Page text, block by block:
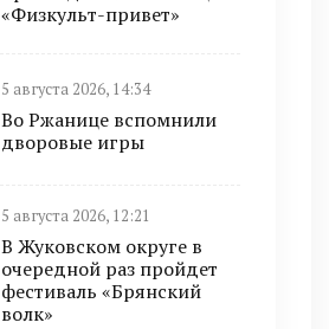
«Физкульт-привет»
5 августа 2026, 14:34
Во Ржанице вспомнили
дворовые игры
5 августа 2026, 12:21
В Жуковском округе в
очередной раз пройдет
фестиваль «Брянский
волк»